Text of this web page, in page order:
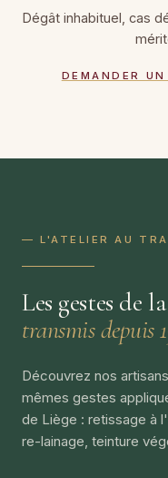
Dégât inhabituel, cas
DEMANDER
— L'ATELIER AU
Les gestes de
transmis depuis
Découvrez nos
mêmes gestes
de Liège : retissage à
re-lainage, teinture